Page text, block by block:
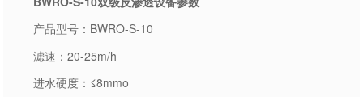
产品型号：BWRO-S-10
滤速：20-25m/h
进水硬度：≤8mmo